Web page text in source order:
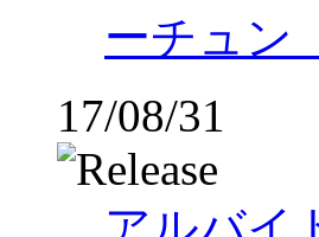
ーチュン
17/08/31
アルバイ